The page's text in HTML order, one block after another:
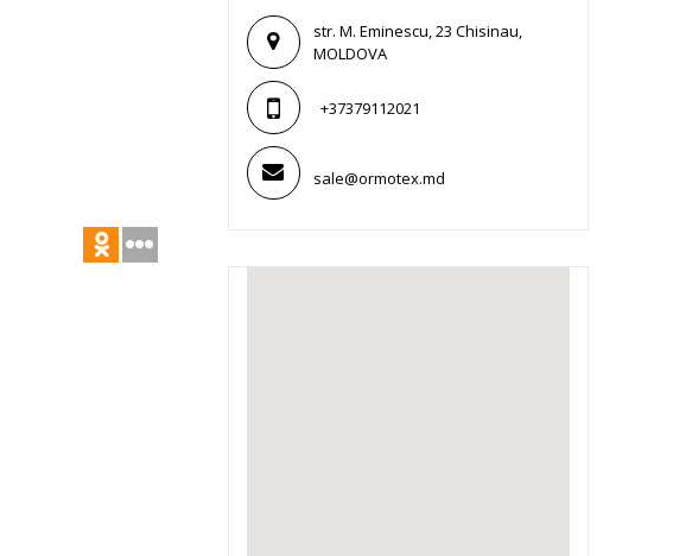
str. M. Eminescu, 23 Chisinau,
MOLDOVA
+37379112021
sale@ormotex.md